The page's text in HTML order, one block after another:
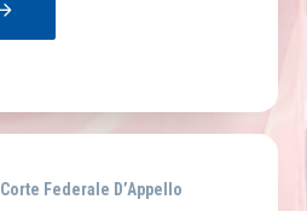
Corte Federale D’Appello